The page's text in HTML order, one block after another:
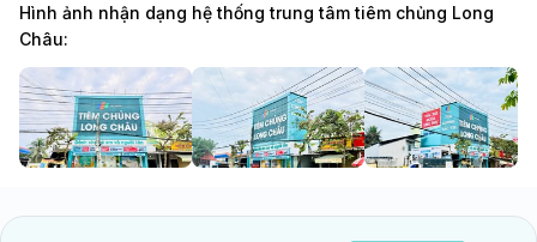
Hình ảnh nhận dạng hệ thống trung tâm tiêm chủng Long
Châu: